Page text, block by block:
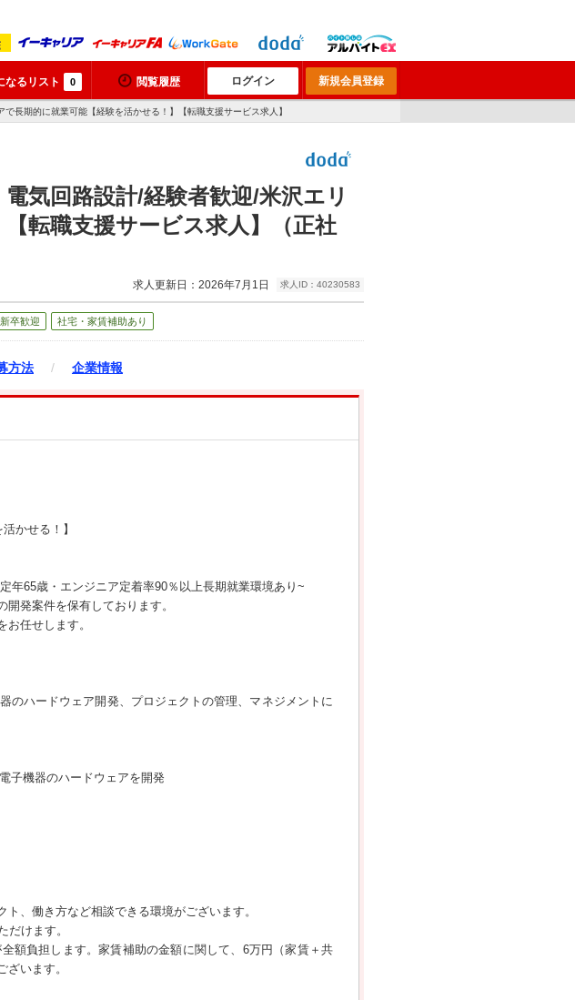
なるリスト 0 閲覧履歴 ログイン 新規会員登録
長期的に就業可能【経験を活かせる！】【転職支援サービス求人】
気回路設計/経験者歓迎/米沢エリ
転職支援サービス求人】（正社
求人更新日：2026年7月1日 求人ID：40230583
卒歓迎 社宅・家賃補助あり
方法 / 企業情報
かせる！】
年65歳・エンジニア定着率90％以上長期就業環境あり~
発案件を保有しております。
任せします。
のハードウェア開発、プロジェクトの管理、マネジメントに
子機器のハードウェアを開発
、働き方など相談できる環境がございます。
だけます。
額負担します。家賃補助の金額に関して、6万円（家賃＋共
います。